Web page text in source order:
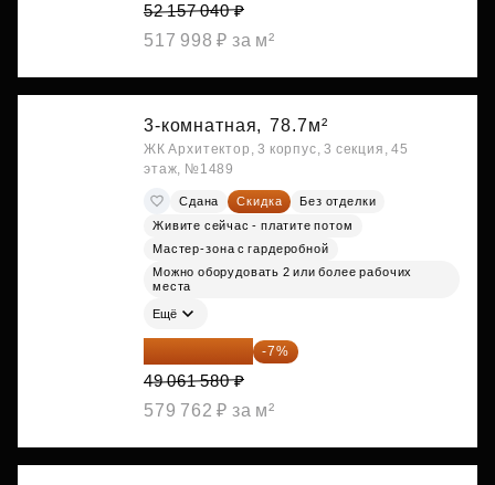
52 157 040 ₽
517 998 ₽ за м²
3-комнатная, 78.7м²
ЖК Архитектор, 3 корпус, 3 секция, 45
этаж, №1489
Сдана Скидка
Без отделки
Живите сейчас - платите потом
Мастер-зона с гардеробной
Можно оборудовать 2 или более рабочих
места
Ещё
45 627 269 ₽ -7%
49 061 580 ₽
579 762 ₽ за м²